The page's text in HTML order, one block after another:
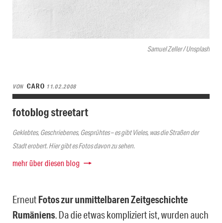
Samuel Zeller / Unsplash
VON CARO 11.02.2008
fotoblog streetart
Geklebtes, Geschriebenes, Gesprühtes – es gibt Vieles, was die Straßen der
Stadt erobert. Hier gibt es Fotos davon zu sehen.
mehr über diesen blog
ErneutFotos zur unmittelbaren Zeitgeschichte
Rumäniens. Da die etwas kompliziert ist, wurden auch